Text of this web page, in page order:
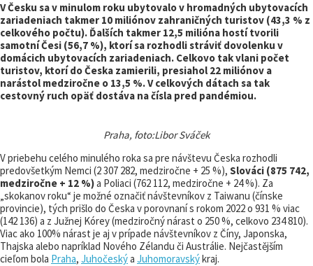
V Česku sa v minulom roku ubytovalo v hromadných ubytovacích
zariadeniach takmer 10 miliónov zahraničných turistov (43,3 % z
celkového počtu). Ďalších takmer 12,5 milióna hostí tvorili
samotní Česi (56,7 %), ktorí sa rozhodli stráviť dovolenku v
domácich ubytovacích zariadeniach. Celkovo tak vlani počet
turistov, ktorí do Česka zamierili, presiahol 22 miliónov a
narástol medziročne o 13,5 %. V celkových dátach sa tak
cestovný ruch opäť dostáva na čísla pred pandémiou.
Praha, foto:Libor Sváček
V priebehu celého minulého roka sa pre návštevu Česka rozhodli
predovšetkým Nemci (2 307 282, medziročne + 25 %), Slováci (875 742,
medziročne + 12 %)a Poliaci (762 112, medziročne + 24 %). Za
„skokanov roku“ je možné označiť návštevníkov z Taiwanu (čínske
provincie), tých prišlo do Česka v porovnaní s rokom 2022 o 931 % viac
(142 136) a z Južnej Kórey (medziročný nárast o 250 %, celkovo 234 810).
Viac ako 100% nárast je aj v prípade návštevníkov z Číny, Japonska,
Thajska alebo napríklad Nového Zélandu či Austrálie. Nejčastějším
cieľom bola Praha, Juhočeskýa Juhomoravskýkraj.